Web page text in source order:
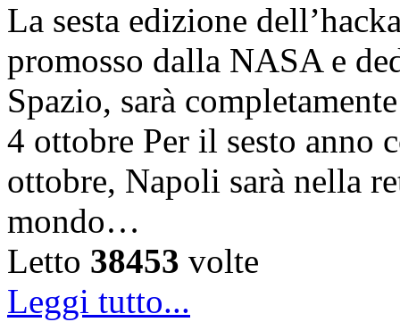
La sesta edizione
promosso dalla NASA e
Spazio, sarà
4 ottobre Per il sesto anno
ottobre, Napoli sarà nella
mondo…
Letto 38453 volte
Leggi tutto...